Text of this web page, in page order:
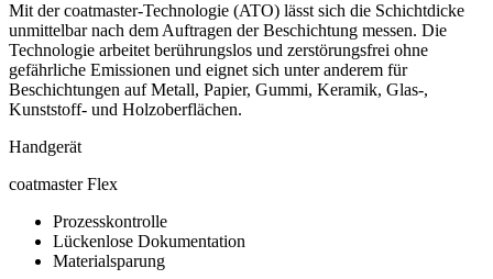
Mit der coatmaster-Technologie (ATO) lässt sich die Schichtdicke
unmittelbar nach dem Auftragen der Beschichtung messen. Die
Technologie arbeitet berührungslos und zerstörungsfrei ohne
gefährliche Emissionen und eignet sich unter anderem für
Beschichtungen auf Metall, Papier, Gummi, Keramik, Glas-,
Kunststoff- und Holzoberflächen.
Handgerät
coatmaster Flex
Prozesskontrolle
Lückenlose Dokumentation
Materialsparung